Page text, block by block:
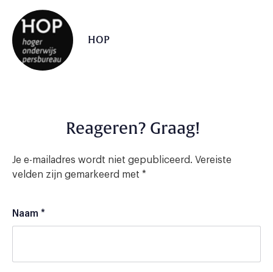
HOP
Reageren? Graag!
Je e-mailadres wordt niet gepubliceerd. Vereiste
velden zijn gemarkeerd met *
Naam *